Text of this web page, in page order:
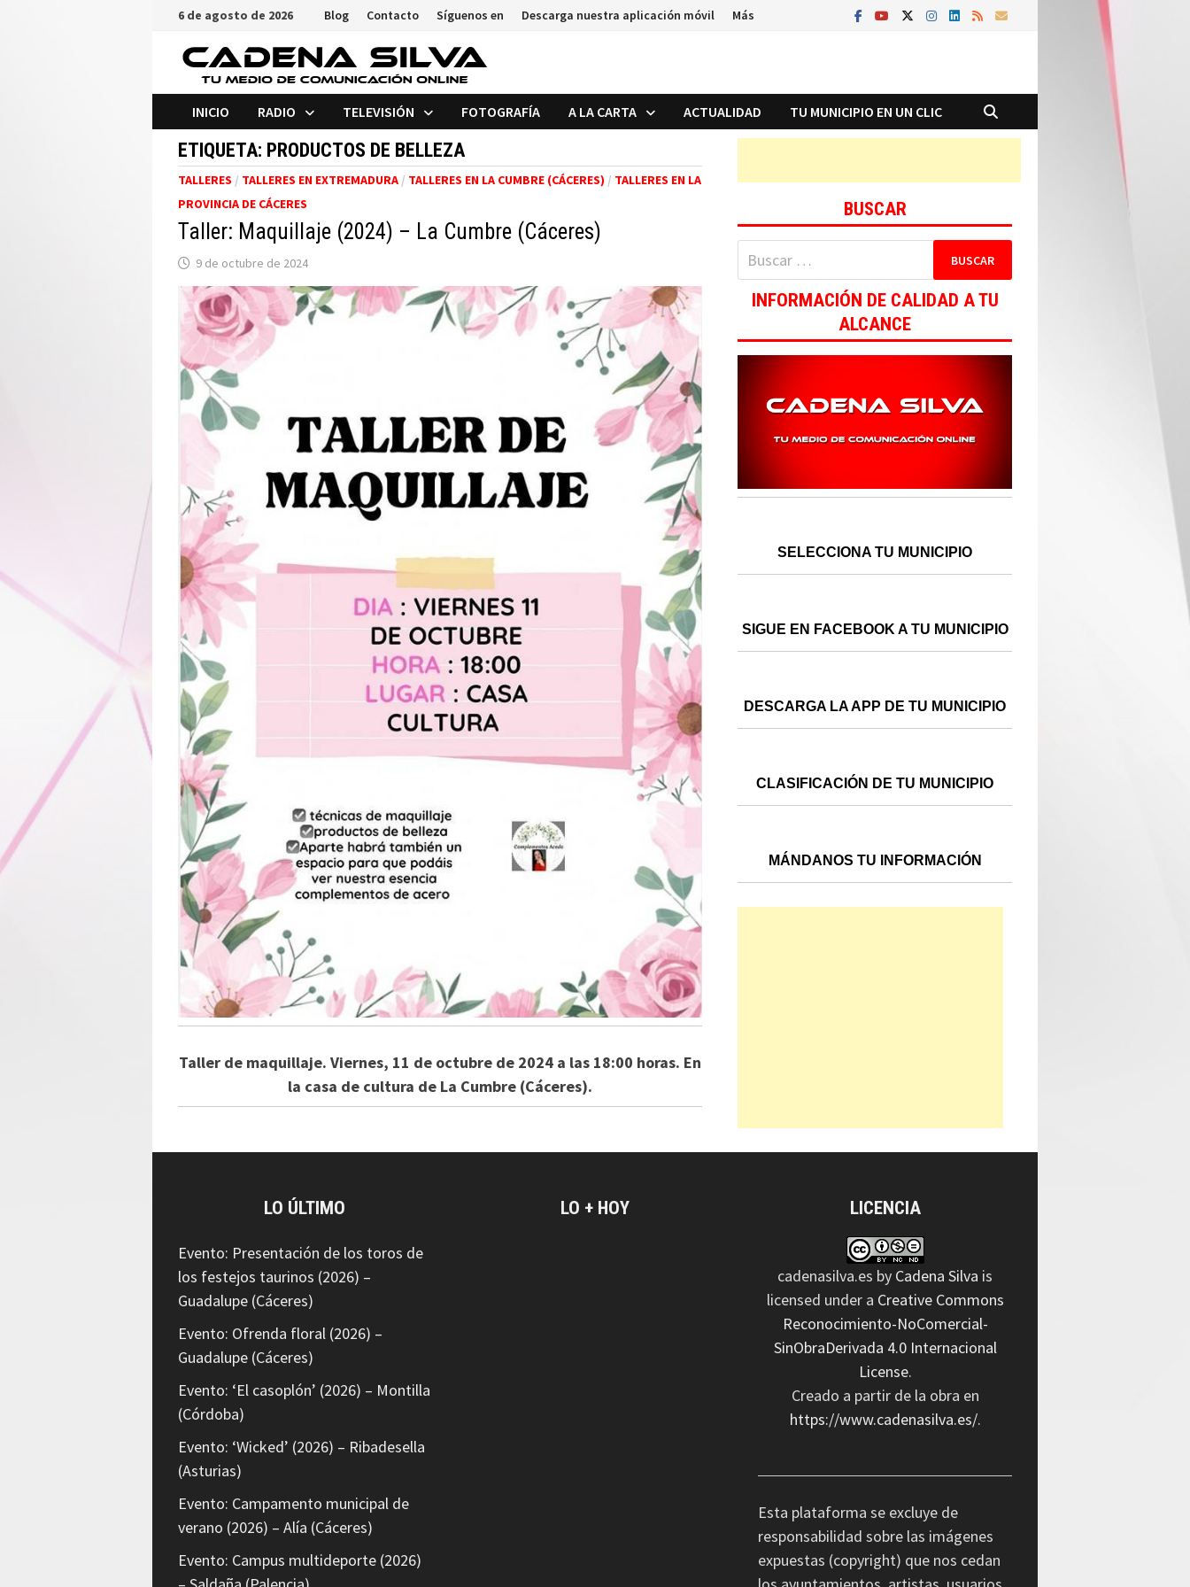
Saltar
contenido
6 de agosto de 2026 Blog Contacto Síguenos en Descarga nuestra aplicación móvil Más
INICIO RADIO TELEVISIÓN FOTOGRAFÍA A LA CARTA ACTUALIDAD TU MUNICIPIO EN UN CLIC
ETIQUETA: PRODUCTOS DE BELLEZA
TALLERES / TALLERES EN EXTREMADURA/ TALLERES EN LA CUMBRE (CÁCERES) / TALLERES EN LA
PROVINCIA DE CÁCERES
Taller: Maquillaje (2024) – La Cumbre (Cáceres)
9 de octubre de 2024
Taller de maquillaje. Viernes, 11 de octubre de 2024 a las 18:00 horas. En
la casa de cultura de La Cumbre (Cáceres).
BUSCAR
Buscar:
INFORMACIÓN DE CALIDAD A TU
ALCANCE
SELECCIONA TU MUNICIPIO
SIGUE EN FACEBOOK A TU MUNICIPIO
DESCARGA LA APP DE TU MUNICIPIO
CLASIFICACIÓN DE TU MUNICIPIO
MÁNDANOS TU INFORMACIÓN
LO ÚLTIMO
Evento: Presentación de los toros de
los festejos taurinos (2026) –
Guadalupe (Cáceres)
Evento: Ofrenda floral (2026) –
Guadalupe (Cáceres)
Evento: ‘El casoplón’ (2026) – Montilla
(Córdoba)
Evento: ‘Wicked’ (2026) – Ribadesella
(Asturias)
Evento: Campamento municipal de
verano (2026) – Alía (Cáceres)
Evento: Campus multideporte (2026)
LO + HOY LICENCIA
cadenasilva.es by Cadena Silva is
licensed under a Creative Commons
Reconocimiento-NoComercial-
SinObraDerivada 4.0 Internacional
License.
Creado a partir de la obra en
https://www.cadenasilva.es/.
Esta plataforma se excluye de
responsabilidad sobre las imágenes
expuestas (copyright) que nos cedan